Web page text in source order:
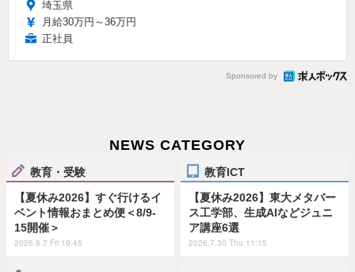
埼玉県
月給30万円～36万円
正社員
Sponsored by
NEWS CATEGORY
教育・受験
【夏休み2026】すぐ行けるイ
ベント情報おまとめ便＜8/9-
15開催＞
2026.8.7 Fri 19:45
教育ICT
【夏休み2026】東大メタバー
ス工学部、生成AIなどジュニ
ア講座6選
2026.7.30 Thu 11:15